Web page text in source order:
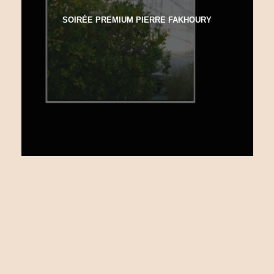
SOIRÉE PREMIUM PIERRE FAKHOURY